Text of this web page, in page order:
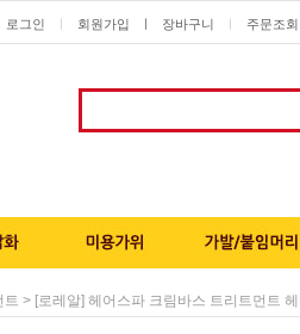
로그인 회원가입 ㅣ 장바구니 주문조회
트 > [로레알] 헤어스파 크림바스 트리트먼트